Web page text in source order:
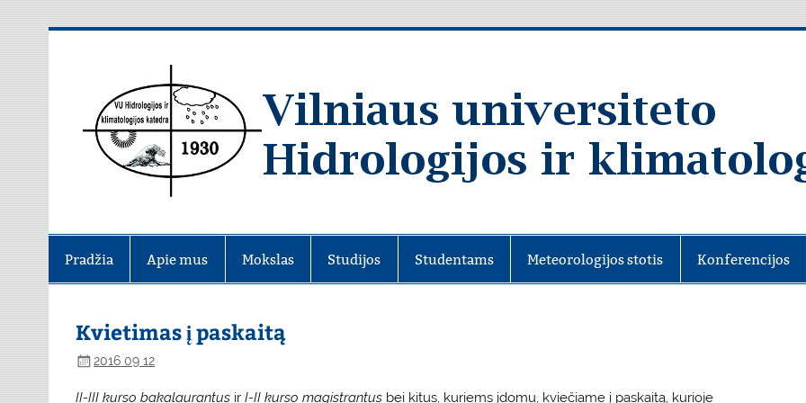
Pradžia Apie mus Mokslas Studijos Studentams Meteorologijos stotis Konferencijos
Kvietimas į paskaitą
2016 09 12
II-III kurso bakalaurantus irI-II kurso magistrantus bei kitus, kuriems įdomu, kviečiame į paskaitą, kurioje